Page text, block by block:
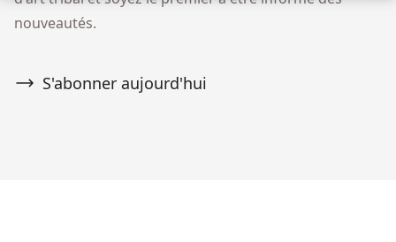
nouveautés.
S'abonner aujourd'hui